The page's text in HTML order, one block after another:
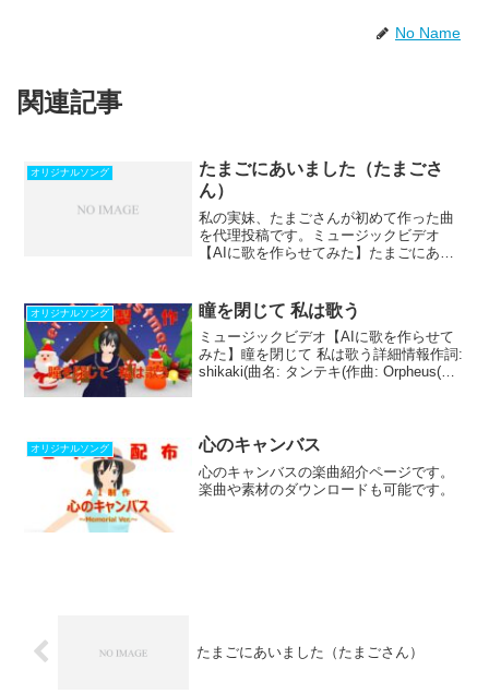
No Name
関連記事
オリジナルソング
たまごにあいました（たまごさ
ん）
私の実妹、たまごさんが初めて作った曲
を代理投稿です。ミュージックビデオ
【AIに歌を作らせてみた】たまごにあい
No Name振付: キャラミん・たま...
オリジナルソング 瞳を閉じて 私は歌う
ミュージックビデオ【AIに歌を作らせて
みた】瞳を閉じて 私は歌う詳細情報作詞:
shikaki(曲名: タンテキ(作曲: Orpheus(編
オリジナルソング 心のキャンバス
心のキャンバスの楽曲紹介ページです。
楽曲や素材のダウンロードも可能です。
たまごにあいました（たまごさん）